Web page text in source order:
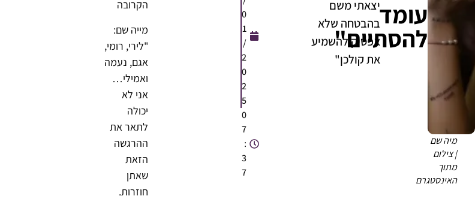
מיה שם
| צילום
מתוך
האינסטגרם
עומד
להסתיים"
יצאתי משם
בהבטחה שלא
אפסיק להשמיע
את קולכן"
0
1
/
2
0
2
5
0
7
:
3
7
הקרובה
מייה שם:
"לירי, רומי,
אגם, נעמה
ואמילי…
אני לא
יכולה
לתאר את
ההרגשה
הזאת
שאתן
חוזרות.